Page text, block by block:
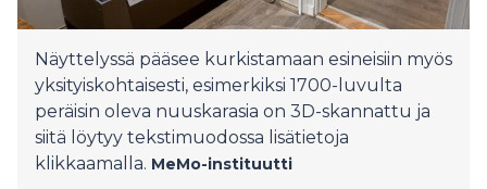
Näyttelyssä pääsee kurkistamaan esineisiin myös
yksityiskohtaisesti, esimerkiksi 1700-luvulta
peräisin oleva nuuskarasia on 3D-skannattu ja
siitä löytyy tekstimuodossa lisätietoja
klikkaamalla. MeMo-instituutti